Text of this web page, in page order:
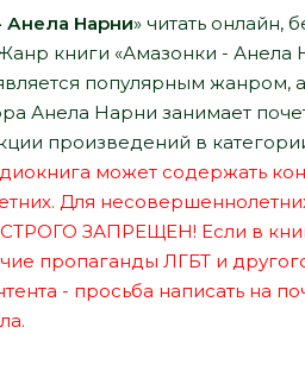
Анела Нарни» читать онлайн,
книги «Амазонки - Анела
популярным жанром,
Анела Нарни занимает
произведений в
может содержать
Для
СТРОГО ЗАПРЕЩЕН! Если в
пропаганды ЛГБТ и
- просьба написать на